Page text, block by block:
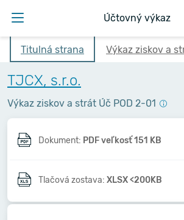
Účtovný výkaz
Titulná strana Výkaz ziskov a
TJCX, s.r.o.
Výkaz ziskov a strát Úč POD 2-01
Dokument: PDF veľkosť 151 KB
Tlačová zostava: XLSX <200KB